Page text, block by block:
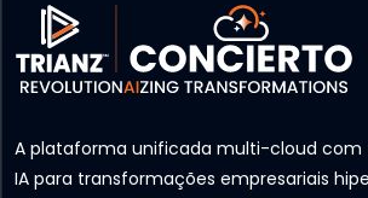
A plataforma unificada multi-cloud com
IA para transformações empresariais